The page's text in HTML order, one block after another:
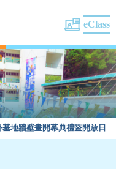
eClass
地牆壁畫開幕典禮暨開放日